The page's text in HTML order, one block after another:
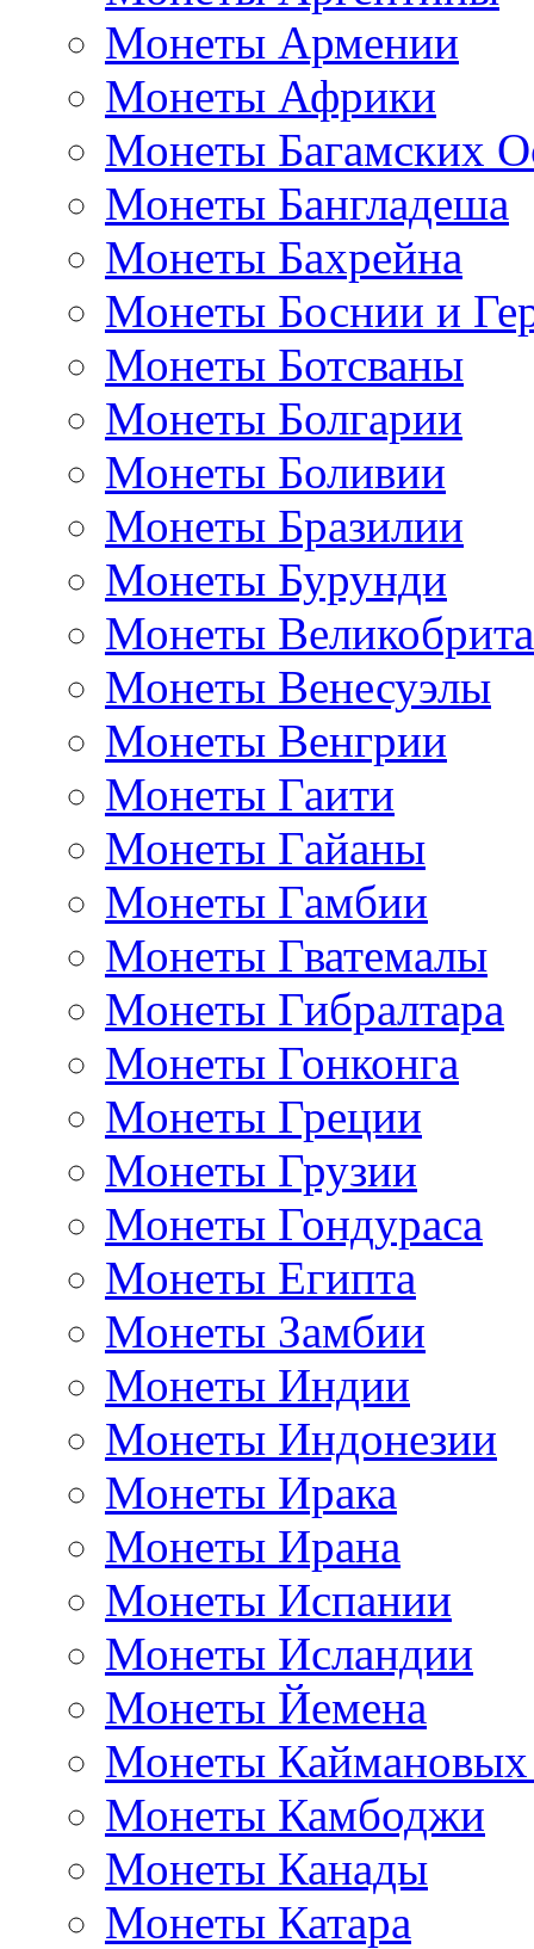
Монеты Армении
Монеты Африки
Монеты Багамских
Монеты Бангладеша
Монеты Бахрейна
Монеты Боснии и
Монеты Ботсваны
Монеты Болгарии
Монеты Боливии
Монеты Бразилии
Монеты Бурунди
Монеты
Монеты Венесуэлы
Монеты Венгрии
Монеты Гаити
Монеты Гайаны
Монеты Гамбии
Монеты Гватемалы
Монеты Гибралтара
Монеты Гонконга
Монеты Греции
Монеты Грузии
Монеты Гондураса
Монеты Египта
Монеты Замбии
Монеты Индии
Монеты Индонезии
Монеты Ирака
Монеты Ирана
Монеты Испании
Монеты Исландии
Монеты Йемена
Монеты Каймановых
Монеты Камбоджи
Монеты Канады
Монеты Катара